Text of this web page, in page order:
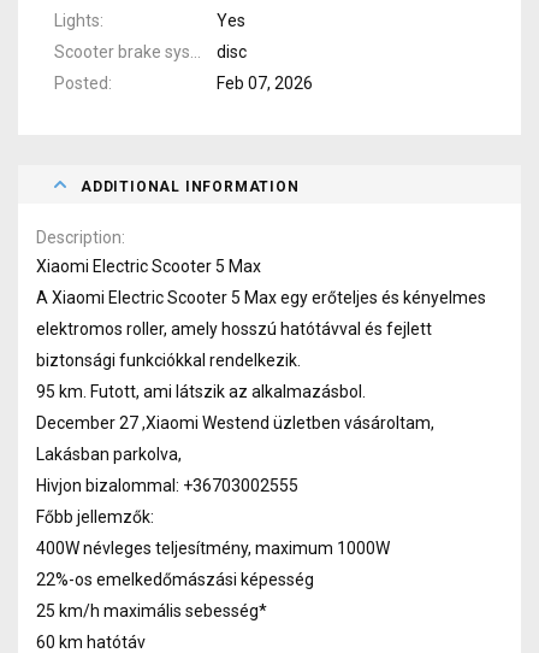
Lights
Yes
disc
Posted
Feb 07, 2026
ADDITIONAL INFORMATION
Description
Xiaomi Electric Scooter 5 Max
A Xiaomi Electric Scooter 5 Max egy erőteljes és kényelmes
elektromos roller, amely hosszú hatótávval és fejlett
biztonsági funkciókkal rendelkezik.
95 km. Futott, ami látszik az alkalmazásbol.
December 27 ,Xiaomi Westend üzletben vásároltam,
Lakásban parkolva,
Hivjon bizalommal: +36703002555
Főbb jellemzők:
400W névleges teljesítmény, maximum 1000W
22%-os emelkedőmászási képesség
25 km/h maximális sebesség*
60 km hatótáv